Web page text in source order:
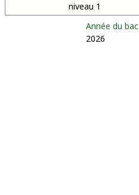
niveau 1
Année du bac
2026